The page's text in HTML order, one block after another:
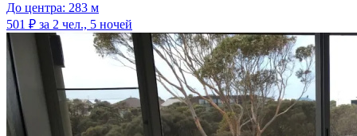
До центра: 283 м
501 ₽ за 2 чел., 5 ночей